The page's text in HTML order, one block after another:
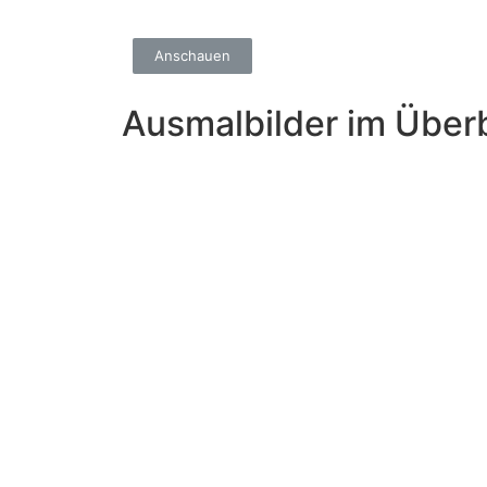
Anschauen
Ausmalbilder im